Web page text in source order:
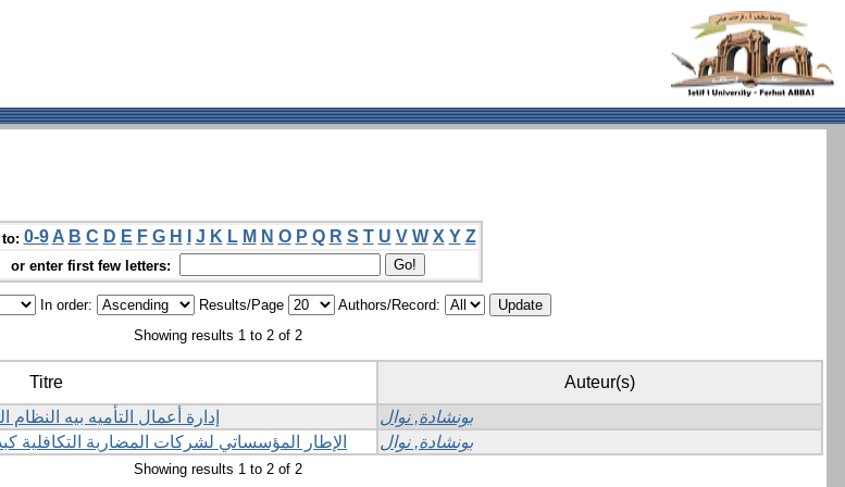
0-9 A B C D E F G H J K L M N O P Q R S T U V W X Y Z
or enter first few letters:
In order: Results/Page
Authors/Record:
Showing results 1 to 2 of 2
Titre
Auteur(s)
إدارة أعمال التأميه بيه
بونشادة, نوال
الإطار المؤسساتي لشركات المضاربة التكافلية بونشادة, نوال
Showing results 1 to 2 of 2